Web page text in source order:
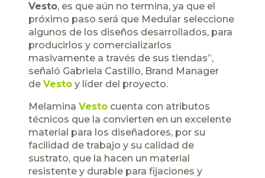
Vesto, es que aún no termina, ya que el
próximo paso será que Medular seleccione
algunos de los diseños desarrollados, para
producirlos y comercializarlos
masivamente a través de sus tiendas”,
señaló Gabriela Castillo, Brand Manager
de Vesto y líder del proyecto.
Melamina Vesto cuenta con atributos
técnicos que la convierten en un excelente
material para los diseñadores, por su
facilidad de trabajo y su calidad de
sustrato, que la hacen un material
resistente y durable para fijaciones y